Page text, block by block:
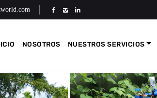
NOSOTROS NUESTROS SERVICIOS